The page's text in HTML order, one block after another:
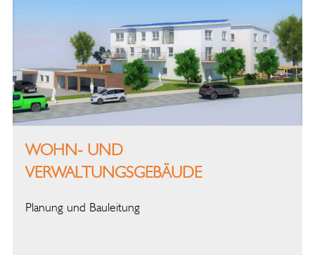
WOHN- UND
VERWALTUNGSGEBÄUDE
Planung und Bauleitung